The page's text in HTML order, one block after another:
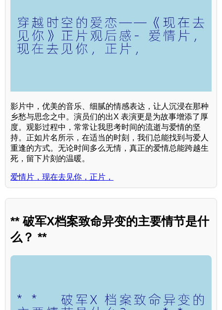
影片中，优美的音乐、细腻的情感表达，让人沉浸在那种
乡愁与思念之中。演员们的出X 表演更是为故事增添了厚
度。观影过程中，常常让我思考时间的流逝与爱情的坚
持。正如片名所示，在适当的时刻，我们总能找到与爱人
重逢的方式。无论时间多么无情，真正的爱情总能跨越生
死，留下片刻的温暖。
爱情片，现在去见你，正片，
** 破军X档案致命异变的主要情节是什
么？ **